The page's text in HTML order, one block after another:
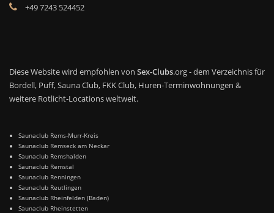
+49 7243 524452
Diese Website wird empfohlen von Sex-Clubs.org - dem Verzeichnis für
Bordell, Puff, Sauna Club, FKK Club, Huren-Terminwohnungen &
weitere Rotlicht-Locations weltweit.
Saunaclub Rems-Murr-Kreis
Saunaclub Remseck am Neckar
Saunaclub Remshalden
Saunaclub Remstal
Saunaclub Renningen
Saunaclub Reutlingen
Saunaclub Rheinfelden (Baden)
Saunaclub Rheinstetten